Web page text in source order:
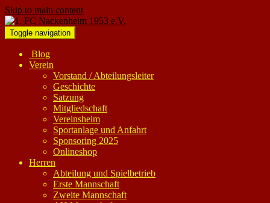
Skip to main content
Toggle navigation
Blog
Verein
Vorstand / Abteilungsleiter
Geschichte
Satzung
Mitgliedschaft
Vereinsheim
Sportanlage und Anfahrt
Sponsoring 2025
Onlineshop
Herren
Abteilung und Spielbetrieb
Erste Mannschaft
Zweite Mannschaft